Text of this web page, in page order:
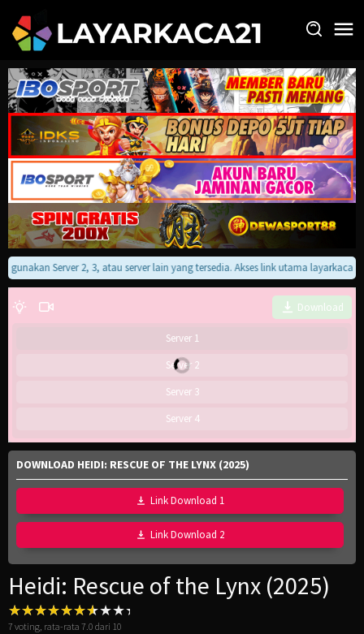
konten
Server 2, 3, atau server lain yang tersedia. Akses link utama layarkaca
Download
Server 1
Server 2
Server 3
Server 4
DOWNLOAD HEIDI: RESCUE OF THE LYNX (2025)
Link Download 1
Link Download 2
Heidi: Rescue of the Lynx (2025)
7 voting, rata-rata 7.0 dari 10